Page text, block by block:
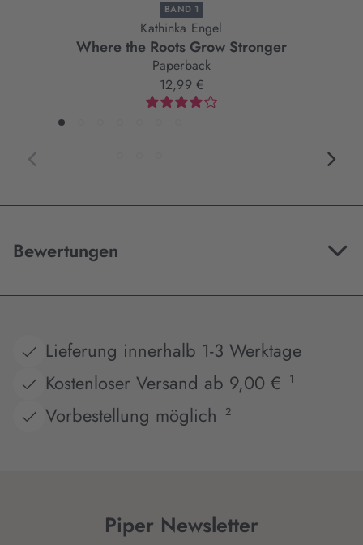
BAND 1
Kathinka Engel
Where the Roots Grow Stronger
Paperback
12,99 €
Bewertungen
Lieferung innerhalb 1-3 Werktage
Kostenloser Versand ab 9,00 €
1
Vorbestellung möglich 2
Piper Newsletter